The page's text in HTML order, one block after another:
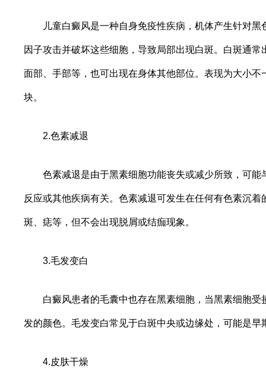
儿童白癜风是一种自身免疫性疾病，机体产生针对黑
因子攻击并破坏这些细胞，导致局部出现白斑。白斑通常
面部、手部等，也可出现在身体其他部位。表现为大小不
块。
2.色素减退
色素减退是由于黑素细胞功能丧失或减少所致，可能
反应或其他疾病有关。色素减退可发生在任何有色素沉着
斑、痣等，但不会出现脱屑或结痂现象。
3.毛发变白
白癜风患者的毛囊中也存在黑素细胞，当黑素细胞受
发的颜色。毛发变白常见于白斑中央或边缘处，可能是早
4.皮肤干燥